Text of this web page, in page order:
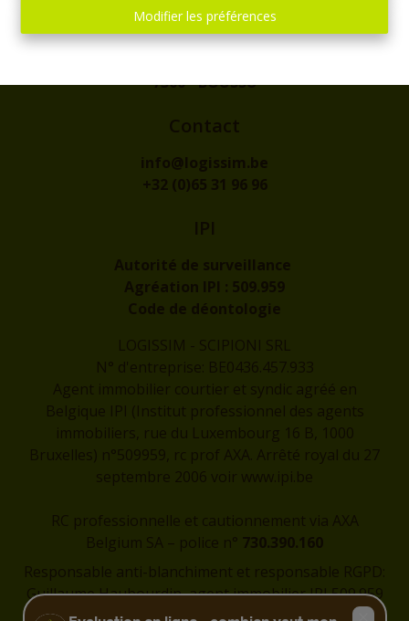
Modifier les préférences
Adresse
7300 - BOUSSU
Contact
info@logissim.be
+32 (0)65 31 96 96
IPI
Autorité de surveillance
Agréation IPI : 509.959
Code de déontologie
LOGISSIM - SCIPIONI SRL
N° d'entreprise: BE0436.457.933
Agent immobilier courtier et syndic agréé en
Belgique IPI (Institut professionnel des agents
immobiliers, rue du Luxembourg 16 B, 1000
Bruxelles) n°509959, rc prof AXA. Arrêté royal du 27
septembre 2006 voir www.ipi.be
RC professionnelle et cautionnement via AXA
Belgium SA – police n° 730.390.160
Responsable anti-blanchiment et responsable RGPD:
Guillaume Haubourdin, agent immobilier IPI 509.959
-guillaume@logissim.be